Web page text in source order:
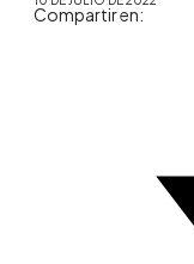
Compartir en: